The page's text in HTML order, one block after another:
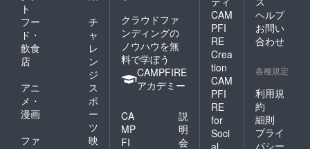
ト
フー
ド・
飲食
店
チ
ャ
レ
ン
ジ
アニ
メ・
漫画
ス
ポ
ー
ツ
ファ
映
クラウドファ
ンディングの
ノウハウを無
料で学ぼう
CAMPFIRE
アカデミー
CA
MP
FI
説
明
会
CAM
PFI
RE
Crea
tion
CAM
PFI
RE
for
Soci
al
ヘルプ
お問い
合わせ
各種規定
利用規
約
細則
プライ
バシー